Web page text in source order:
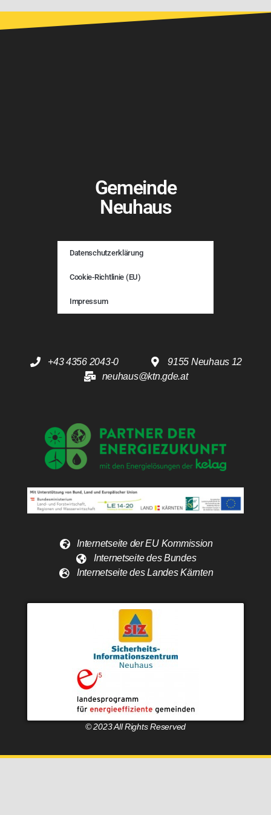
Gemeinde
Neuhaus
Datenschutzerklärung
Cookie-Richtlinie (EU)
Impressum
+43 4356 2043-0
9155 Neuhaus 12
neuhaus@ktn.gde.at
Internetseite der EU Kommission
Internetseite des Bundes
Internetseite des Landes Kärnten
© 2023 All Rights Reserved